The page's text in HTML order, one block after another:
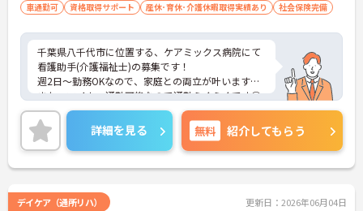
車通勤可 資格取得サポート 産休･育休･介護休暇取得実績あり 社会保険完備
千葉県八千代市に位置する、ケアミックス病院にて
看護助手(介護福祉士)の募集です！
週2日～勤務OKなので、家庭との両立が叶います☆
また、マイカー通勤可能なので通勤らくらくです◎
ご興味のある方には、面接対策ポイントなど、さら
に詳細をお話しいたしますのでお気軽にご相談くだ
さい！
詳細を見る 無料 紹介してもらう
デイケア（通所リハ） 更新日：2026年06月04日